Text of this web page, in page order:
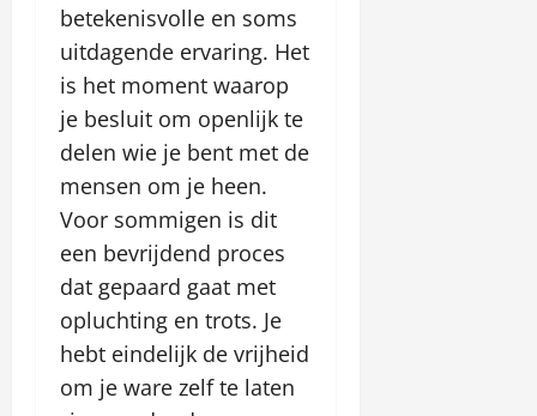
betekenisvolle en soms
uitdagende ervaring. Het
is het moment waarop
je besluit om openlijk te
delen wie je bent met de
mensen om je heen.
Voor sommigen is dit
een bevrijdend proces
dat gepaard gaat met
opluchting en trots. Je
hebt eindelijk de vrijheid
om je ware zelf te laten